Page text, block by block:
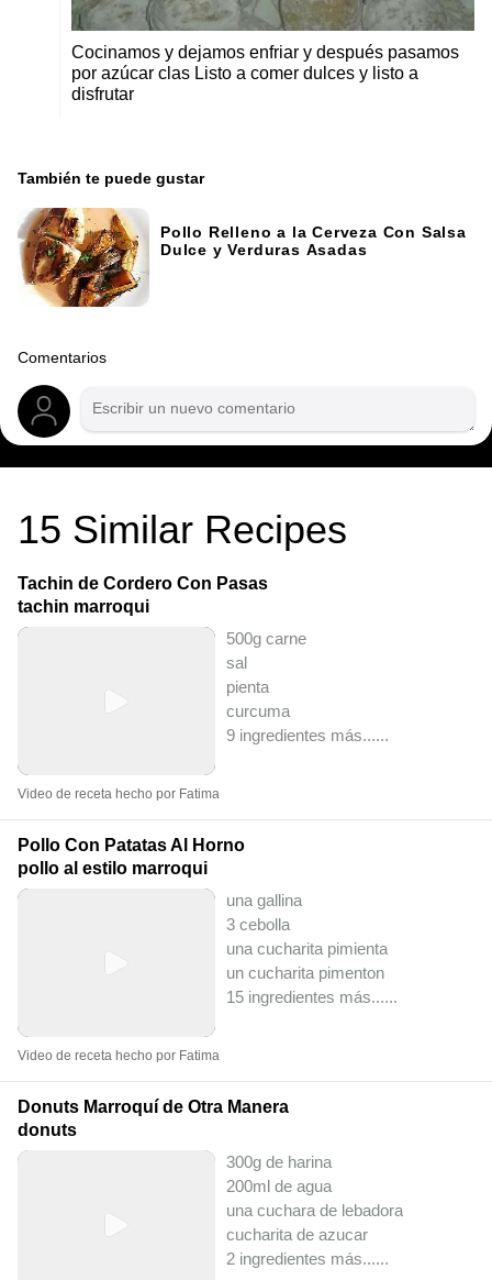
Cocinamos y dejamos enfriar y después pasamos
por azúcar clas Listo a comer dulces y listo a
disfrutar
También te puede gustar
Pollo Relleno a la Cerveza Con Salsa
Dulce y Verduras Asadas
Comentarios
15 Similar Recipes
Tachin de Cordero Con Pasas
tachin marroqui
500g carne
sal
pienta
curcuma
9 ingredientes más......
Video de receta hecho por Fatima
Pollo Con Patatas Al Horno
pollo al estilo marroqui
una gallina
3 cebolla
una cucharita pimienta
un cucharita pimenton
15 ingredientes más......
Video de receta hecho por Fatima
Donuts Marroquí de Otra Manera
donuts
300g de harina
200ml de agua
una cuchara de lebadora
cucharita de azucar
2 ingredientes más......